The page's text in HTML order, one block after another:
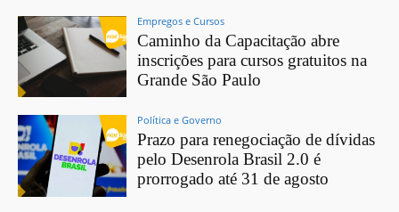
Empregos e Cursos
Caminho da Capacitação abre
inscrições para cursos gratuitos na
Grande São Paulo
Política e Governo
Prazo para renegociação de dívidas
pelo Desenrola Brasil 2.0 é
prorrogado até 31 de agosto